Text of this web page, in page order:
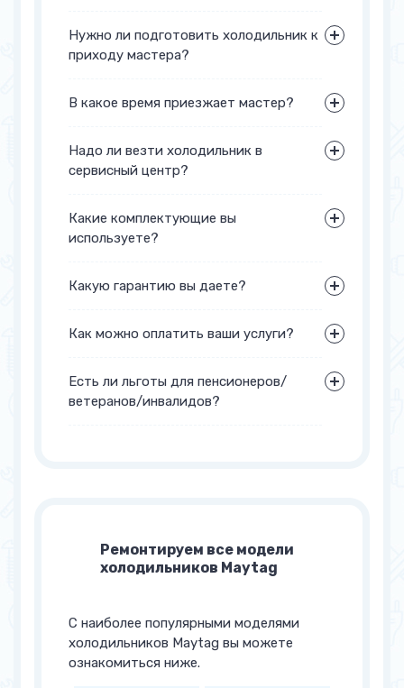
Нужно ли подготовить холодильник к
приходу мастера?
В какое время приезжает мастер?
Надо ли везти холодильник в
сервисный центр?
Какие комплектующие вы
используете?
Какую гарантию вы даете?
Как можно оплатить ваши услуги?
Есть ли льготы для пенсионеров/
ветеранов/инвалидов?
Ремонтируем все модели
холодильников Maytag
С наиболее популярными моделями
холодильников Maytag вы можете
ознакомиться ниже.